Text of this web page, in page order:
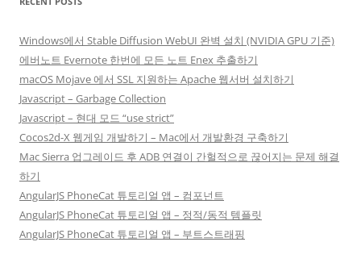
Windows에서 Stable Diffusion WebUI 완벽 설치 (NVIDIA GPU 기준)
에버노트 Evernote 한번에 모든 노트 Enex 추출하기
macOS Mojave 에서 SSL 지원하는 Apache 웹서버 설치하기
Javascript – Garbage Collection
Javascript – 현대 모드 “use strict”
Cocos2d-X 웹게임 개발하기 – Mac에서 개발환경 구축하기
Mac Sierra 업그레이드 후 ADB 연결이 간헐적으로 끊어지는 문제 해결
하기
AngularJS PhoneCat 튜토리얼 앱 – 컴포넌트
AngularJS PhoneCat 튜토리얼 앱 – 정적/동적 템플릿
AngularJS PhoneCat 튜토리얼 앱 – 부트스트래핑